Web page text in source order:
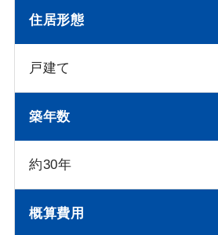
住居形態
戸建て
築年数
約30年
概算費用